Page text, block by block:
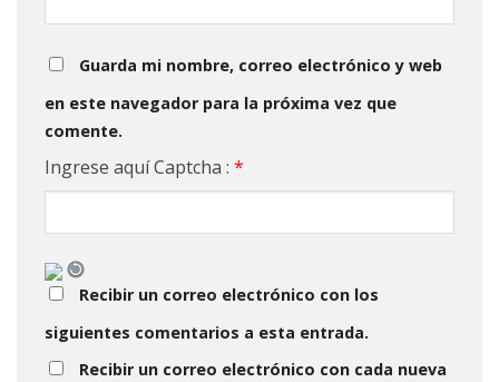
Guarda mi nombre, correo electrónico y web
en este navegador para la próxima vez que
comente.
Ingrese aquí Captcha : *
Recibir un correo electrónico con los
siguientes comentarios a esta entrada.
Recibir un correo electrónico con cada nueva